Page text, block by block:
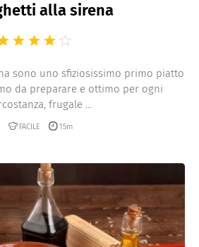
alla sirena
sono uno sfiziosissimo primo piatto
da preparare e ottimo per ogni
frugale ...
FACILE 15m